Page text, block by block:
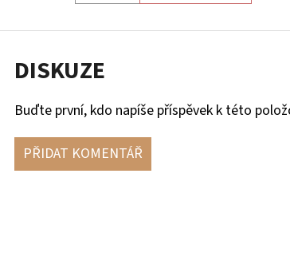
DISKUZE
Buďte první, kdo napíše příspěvek k této
PŘIDAT KOMENTÁŘ